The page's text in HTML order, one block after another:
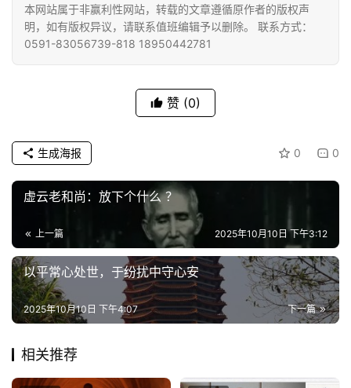
八
高
僧
访
谈
心
乐
菩
提
题
本网站属于非赢利性网站，转载的文章遵循原作者的版权声
明，如有版权异议，请联系值班编辑予以删除。 联系方式：
0591-83056739-818 18950442781
赞 (0)
0 0
生成海报
虚云老和尚：放下个什么 ？
上一篇 2025年10月10日 下午3:12
以平常心处世，于纷扰中守心安
下一篇
2025年10月10日 下午4:07
相关推荐